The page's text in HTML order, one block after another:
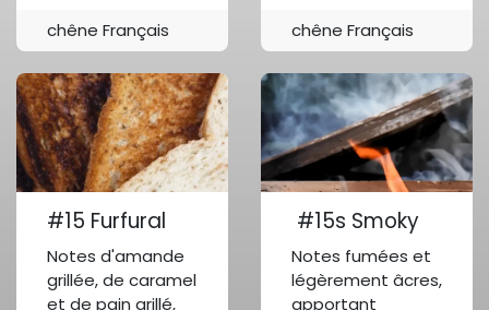
chêne Français chêne Français
#15 Furfural
Notes d'amande
grillée, de caramel
et de pain grillé,
#15s Smoky
Notes fumées et
légèrement âcres,
apportant